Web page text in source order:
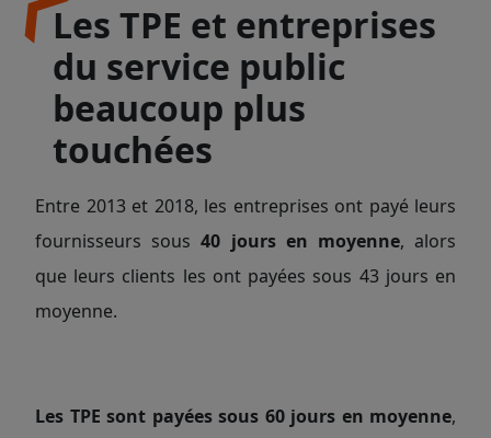
Les TPE et entreprises
du service public
beaucoup plus
touchées
Entre 2013 et 2018, les entreprises ont payé leurs
fournisseurs sous40 jours en moyenne, alors
que leurs clients les ont payées sous 43 jours en
moyenne.
Les TPE sont payées sous 60 jours en moyenne,